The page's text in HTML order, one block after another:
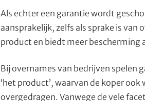
Als echter een garantie wordt
aansprakelijk, zelfs als sprake is
product en biedt meer
Bij overnames van bedrijven spelen
‘het product’, waarvan de koper
overgedragen. Vanwege de vele